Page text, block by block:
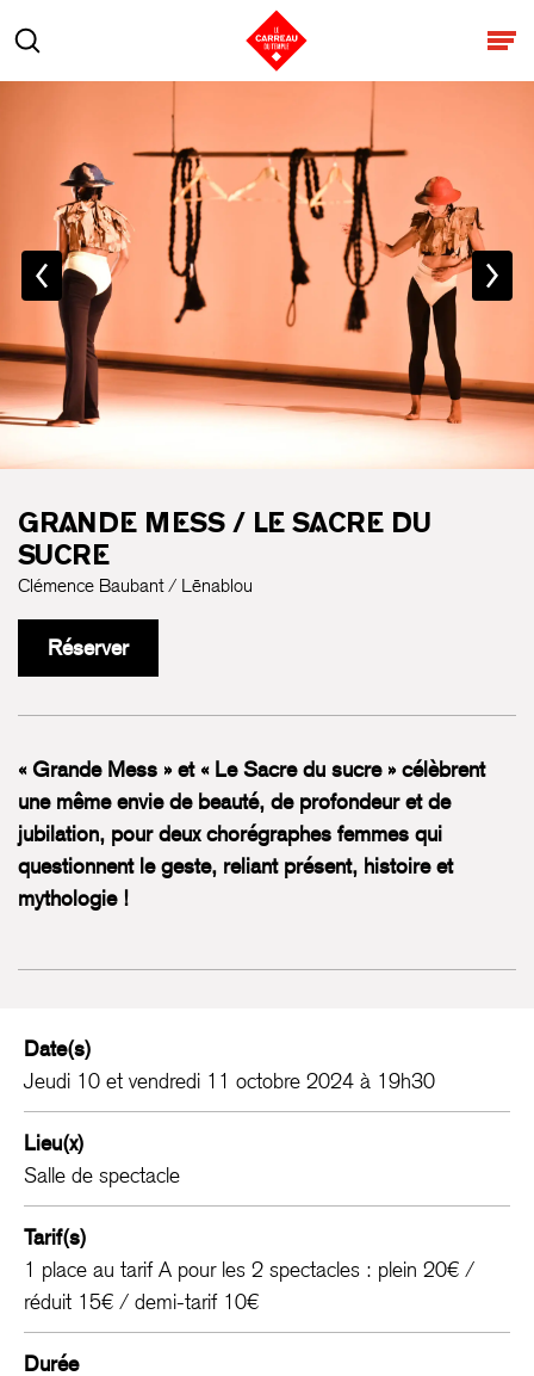
Rechercher
GRANDE MESS / LE SACRE DU
SUCRE
Clémence Baubant / Lēnablou
Réserver
« Grande Mess » et « Le Sacre du sucre » célèbrent
une même envie de beauté, de profondeur et de
jubilation, pour deux chorégraphes femmes qui
questionnent le geste, reliant présent, histoire et
mythologie !
Date(s)
Jeudi 10 et vendredi 11 octobre 2024 à 19h30
Lieu(x)
Salle de spectacle
Tarif(s)
1 place au tarif A pour les 2 spectacles : plein 20€ /
réduit 15€ / demi-tarif 10€
Durée